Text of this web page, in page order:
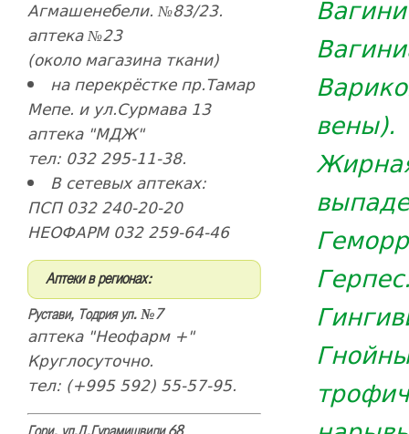
Агмашенебели. №83/23.
аптека №23
(около магазина ткани)
на перекрёстке пр.Тамар
Мепе. и ул.Сурмава 13
аптека "МДЖ"
тел: 032 295-11-38.
В сетевых аптеках:
ПСП 032 240-20-20
НЕОФАРМ 032 259-64-46
Аптеки в регионах:
Рустави, Тодрия ул. №7
аптека "Неофарм +"
Круглосуточно.
тел: (+995 592) 55-57-95.
вены).